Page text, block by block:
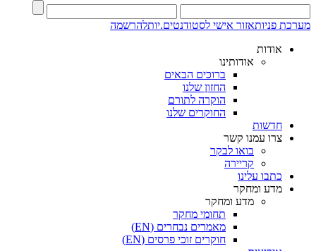
מערכת פניותאזור אישי לסטודנטים.יותלהרשמה
אודות
אודותינו
ברוכים הבאים
החזון שלנו
הוקרה לתורם
החוקרים שלנו
חדשות
צרו עמנו קשר
בואו לבקר
קריירה
כתבו עלינו
מדע ומחקר
מדע ומחקר
תחומי מחקר
מאמרים נבחרים (EN)
חוקרים זוכי פרסים (EN)